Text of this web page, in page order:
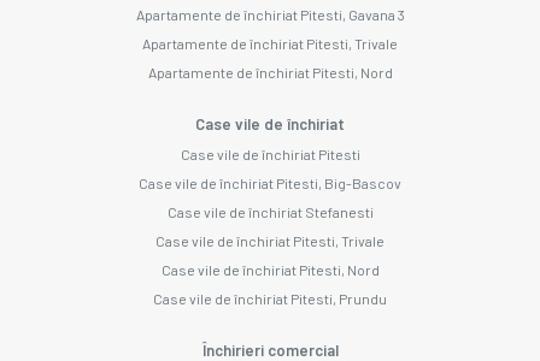
Apartamente de închiriat Pitesti, Gavana 3
Apartamente de închiriat Pitesti, Trivale
Apartamente de închiriat Pitesti, Nord
Case vile de închiriat
Case vile de închiriat Pitesti
Case vile de închiriat Pitesti, Big-Bascov
Case vile de închiriat Stefanesti
Case vile de închiriat Pitesti, Trivale
Case vile de închiriat Pitesti, Nord
Case vile de închiriat Pitesti, Prundu
Închirieri comercial